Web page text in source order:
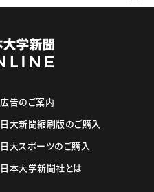
広告のご案内
日大新聞縮刷版のご購入
日大スポーツのご購入
日本大学新聞社とは